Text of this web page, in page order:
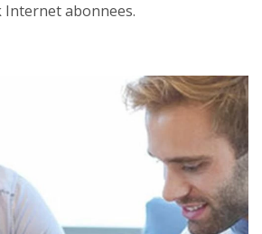
abonnees.